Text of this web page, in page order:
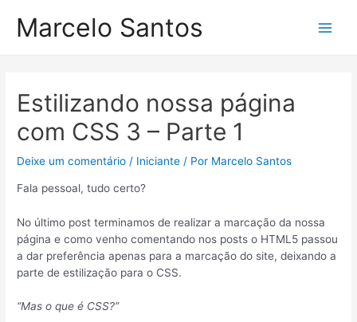
paraMarcelo Santos
Estilizando nossa página
com CSS 3 – Parte 1
Deixe um comentário / Iniciante / Por Marcelo Santos
Fala pessoal, tudo certo?
No último post terminamos de realizar a marcação da nossa
página e como venho comentando nos posts o HTML5 passou
a dar preferência apenas para a marcação do site, deixando a
parte de estilização para o CSS.
“Mas o que é CSS?”